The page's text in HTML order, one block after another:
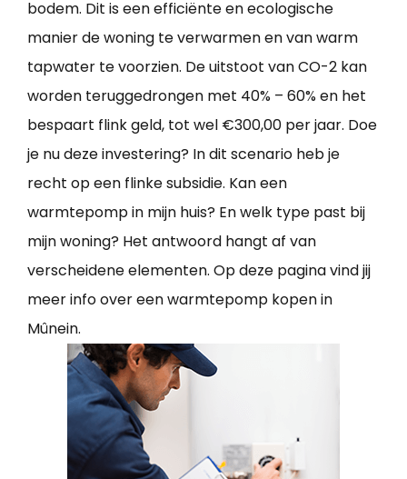
bodem. Dit is een efficiënte en ecologische
manier de woning te verwarmen en van warm
tapwater te voorzien. De uitstoot van CO-2 kan
worden teruggedrongen met 40% – 60% en het
bespaart flink geld, tot wel €300,00 per jaar. Doe
je nu deze investering? In dit scenario heb je
recht op een flinke subsidie. Kan een
warmtepomp in mijn huis? En welk type past bij
mijn woning? Het antwoord hangt af van
verscheidene elementen. Op deze pagina vind jij
meer info over een warmtepomp kopen in
Mûnein.